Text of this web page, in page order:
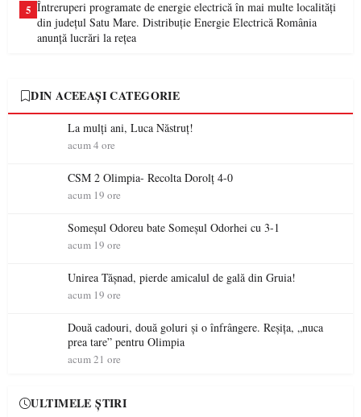
5 Întreruperi programate de energie electrică în mai multe localități
din județul Satu Mare. Distribuție Energie Electrică România
anunță lucrări la rețea
DIN ACEEAȘI CATEGORIE
La mulţi ani, Luca Năstruţ!
acum 4 ore
CSM 2 Olimpia- Recolta Dorolț 4-0
acum 19 ore
Someșul Odoreu bate Someșul Odorhei cu 3-1
acum 19 ore
Unirea Tășnad, pierde amicalul de gală din Gruia!
acum 19 ore
Două cadouri, două goluri și o înfrângere. Reșița, „nuca
prea tare” pentru Olimpia
acum 21 ore
ULTIMELE ȘTIRI